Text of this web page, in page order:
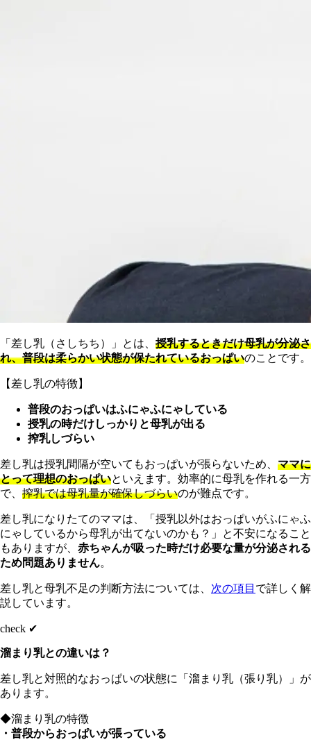
「差し乳（さしちち）」とは、 授乳するときだけ母乳が分泌さ
れ、普段は柔らかい状態が保たれているおっぱいのことです。
【差し乳の特徴】
普段のおっぱいはふにゃふにゃしている
授乳の時だけしっかりと母乳が出る
搾乳しづらい
差し乳は授乳間隔が空いてもおっぱいが張らないため、 ママに
とって理想のおっぱいといえます。効率的に母乳を作れる一方
で、 搾乳では母乳量が確保しづらいのが難点です。
差し乳になりたてのママは、「授乳以外はおっぱいがふにゃふ
にゃしているから母乳が出てないのかも？」と不安になること
もありますが、 赤ちゃんが吸った時だけ必要な量が分泌される
ため問題ありません。
差し乳と母乳不足の判断方法については、 次の項目 で詳しく解
説しています。
check ✔︎
溜まり乳との違いは？
差し乳と対照的なおっぱいの状態に「溜まり乳（張り乳）」が
あります。
◆溜まり乳の特徴
・普段からおっぱいが張っている